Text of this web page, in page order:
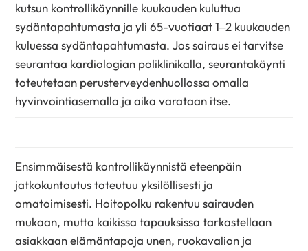
kutsun kontrollikäynnille kuukauden kuluttua
sydäntapahtumasta ja yli 65-vuotiaat 1–2 kuukauden
kuluessa sydäntapahtumasta. Jos sairaus ei tarvitse
seurantaa kardiologian poliklinikalla, seurantakäynti
toteutetaan perusterveydenhuollossa omalla
hyvinvointiasemalla ja aika varataan itse.
Ensimmäisestä kontrollikäynnistä eteenpäin
jatkokuntoutus toteutuu yksilöllisesti ja
omatoimisesti. Hoitopolku rakentuu sairauden
mukaan, mutta kaikissa tapauksissa tarkastellaan
asiakkaan elämäntapoja unen, ruokavalion ja